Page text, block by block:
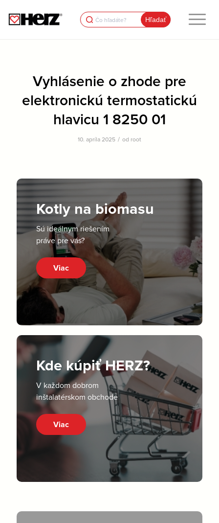
Search
for:
Vyhlásenie o zhode pre
elektronickú termostatickú
hlavicu 1 8250 01
10. apríla 2025 / od root
Kotly na biomasu
Sú ideálnym riešením
práve pre vás?
Viac
Kde kúpiť HERZ?
V každom dobrom
inštalatérskom obchode
Viac